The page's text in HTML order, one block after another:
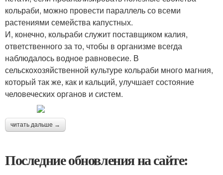
кольраби, можно провести параллель со всеми
растениями семейства капустных.
И, конечно, кольраби служит поставщиком калия,
ответственного за то, чтобы в организме всегда
наблюдалось водное равновесие. В
сельскохозяйственной культуре кольраби много магния,
который так же, как и кальций, улучшает состояние
человеческих органов и систем.
читать дальше →
Последние обновления на сайте: